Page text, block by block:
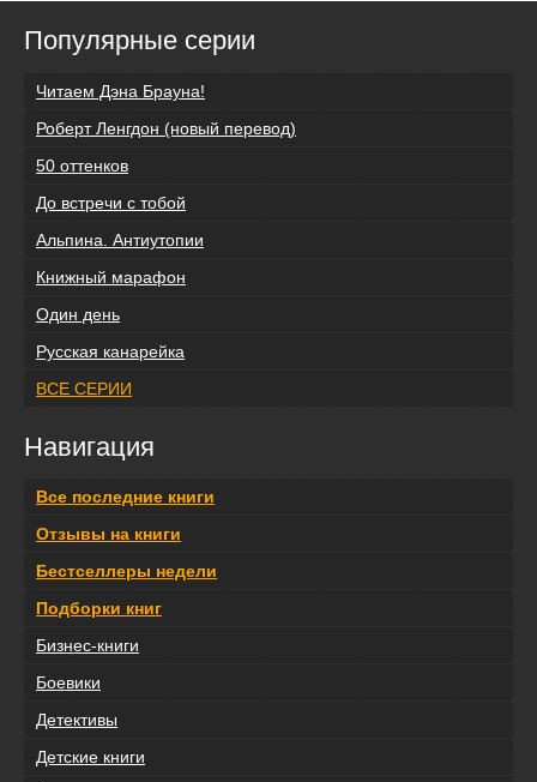
Популярные серии
Читаем Дэна Брауна!
Роберт Ленгдон (новый перевод)
50 оттенков
До встречи с тобой
Альпина. Антиутопии
Книжный марафон
Один день
Русская канарейка
ВСЕ СЕРИИ
Навигация
Все последние книги
Отзывы на книги
Бестселлеры недели
Подборки книг
Бизнес-книги
Боевики
Детективы
Детские книги